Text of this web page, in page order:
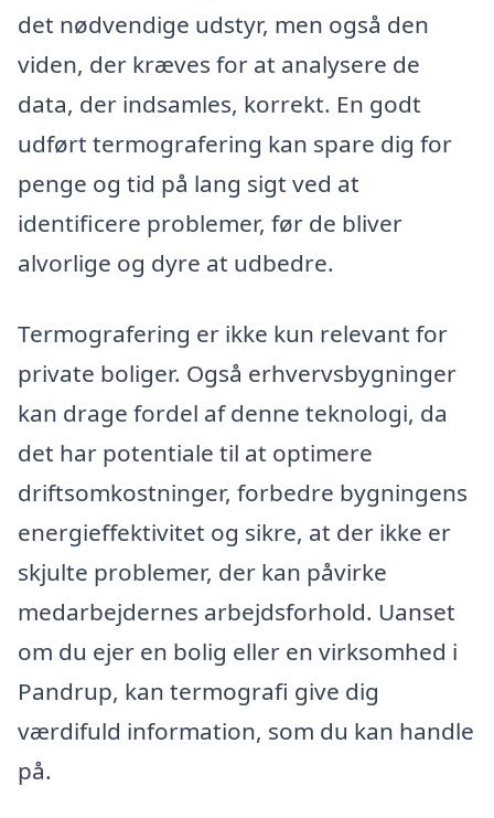
det nødvendige udstyr, men også den
viden, der kræves for at analysere de
data, der indsamles, korrekt. En godt
udført termografering kan spare dig for
penge og tid på lang sigt ved at
identificere problemer, før de bliver
alvorlige og dyre at udbedre.
Termografering er ikke kun relevant for
private boliger. Også erhvervsbygninger
kan drage fordel af denne teknologi, da
det har potentiale til at optimere
driftsomkostninger, forbedre bygningens
energieffektivitet og sikre, at der ikke er
skjulte problemer, der kan påvirke
medarbejdernes arbejdsforhold. Uanset
om du ejer en bolig eller en virksomhed i
Pandrup, kan termografi give dig
værdifuld information, som du kan handle
på.